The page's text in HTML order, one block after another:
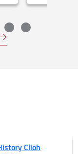
Clioh